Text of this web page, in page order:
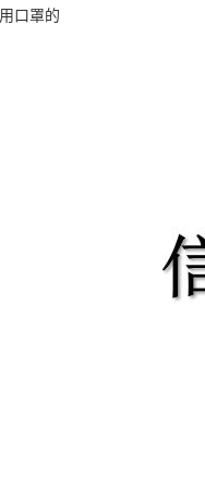
口罩的